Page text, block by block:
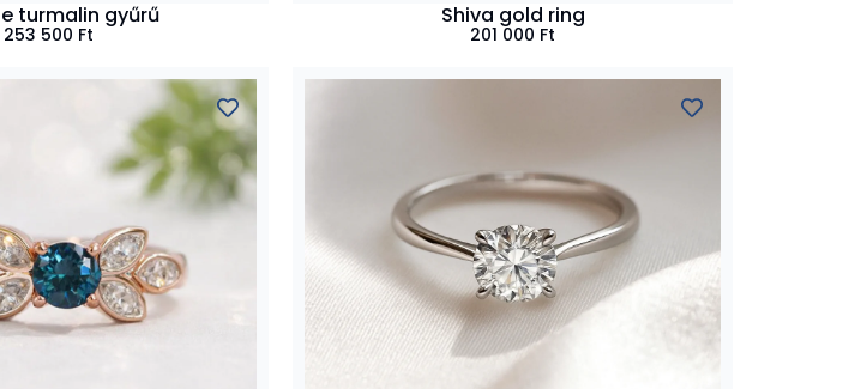
turmalin gyűrű
253 500 Ft
Shiva gold ring
201 000 Ft